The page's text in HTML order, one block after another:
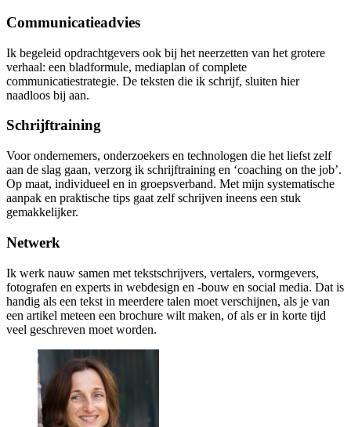
Communicatieadvies
Ik begeleid opdrachtgevers ook bij het neerzetten van het grotere
verhaal: een bladformule, mediaplan of complete
communicatiestrategie. De teksten die ik schrijf, sluiten hier
naadloos bij aan.
Schrijftraining
Voor ondernemers, onderzoekers en technologen die het liefst zelf
aan de slag gaan, verzorg ik schrijftraining en ‘coaching on the job’.
Op maat, individueel en in groepsverband. Met mijn systematische
aanpak en praktische tips gaat zelf schrijven ineens een stuk
gemakkelijker.
Netwerk
Ik werk nauw samen met tekstschrijvers, vertalers, vormgevers,
fotografen en experts in webdesign en -bouw en social media. Dat is
handig als een tekst in meerdere talen moet verschijnen, als je van
een artikel meteen een brochure wilt maken, of als er in korte tijd
veel geschreven moet worden.